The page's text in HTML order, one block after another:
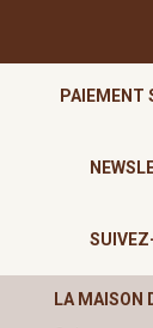
PAIEMENT
LA MAISON